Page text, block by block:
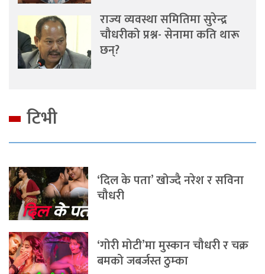
राज्य व्यवस्था समितिमा सुरेन्द्र
चौधरीको प्रश्न- सेनामा कति थारू
छन्?
टिभी
‘दिल के पता’ खोज्दै नरेश र सविना
चौधरी
‘गोरी मोटी’मा मुस्कान चौधरी र चक्र
बमको जबर्जस्त ठुम्का